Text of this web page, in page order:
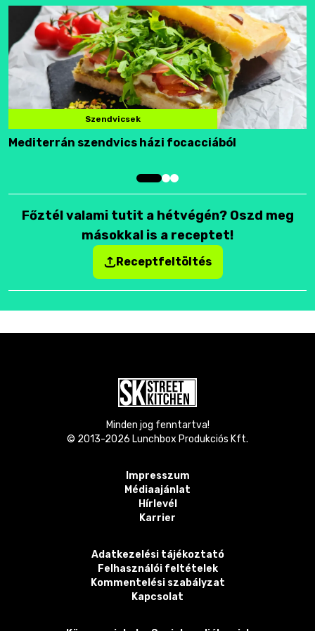
Szendvicsek
Mediterrán szendvics házi focacciából
Főztél valami tutit a hétvégén? Oszd meg
másokkal is a receptet!
Receptfeltöltés
Minden jog fenntartva!
© 2013-2026 Lunchbox Produkciós Kft.
Impresszum
Médiaajánlat
Hírlevél
Karrier
Adatkezelési tájékoztató
Felhasználói feltételek
Kommentelési szabályzat
Kapcsolat